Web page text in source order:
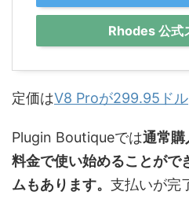
Rhodes 公式
定価はV8 Proが299.95ドル
Plugin Boutiqueでは通常購
料金で使い始めることが
ムもあります。 支払いが完